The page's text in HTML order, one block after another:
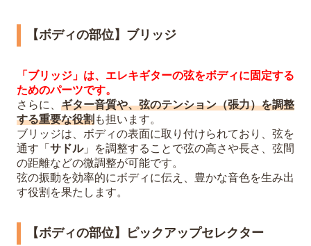
【ボディの部位】ブリッジ
「ブリッジ」は、エレキギターの弦をボディに固定する
ためのパーツです。
さらに、 ギター音質や、弦のテンション（張力）を調整
する重要な役割 も担います。
ブリッジは、ボディの表面に取り付けられており、弦を
通す「 サドル」を調整することで弦の高さや長さ、弦間
の距離などの微調整が可能です。
弦の振動を効率的にボディに伝え、豊かな音色を生み出
す役割を果たします。
【ボディの部位】ピックアップセレクター